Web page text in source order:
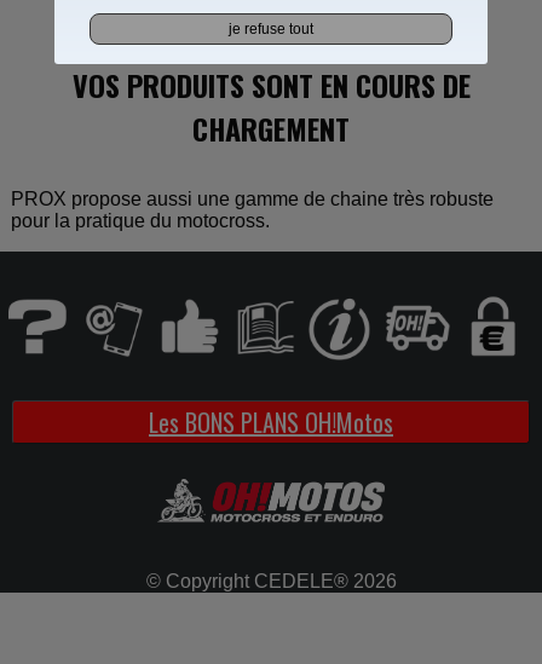
VOS PRODUITS SONT EN COURS DE
CHARGEMENT
PROX propose aussi une gamme de chaine très robuste
pour la pratique du motocross.
Les BONS PLANS OH!Motos
© Copyright CEDELE® 2026